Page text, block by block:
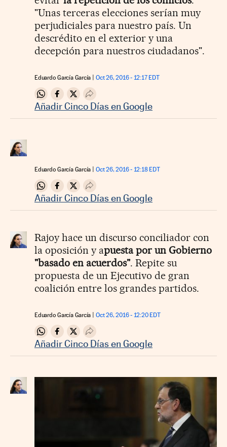
"Unas terceras elecciones serían muy
perjudiciales para nuestro país. Un
descrédito en el exterior y una
decepción para nuestros ciudadanos".
Eduardo García García Oct 26, 2016 - 12:17 EDT
Compartir en Whatsapp
Compartir en Facebook
Compartir en Twitter
Desplegar Redes Sociales
Añadir Cinco Días en Google
Eduardo García García Oct 26, 2016 - 12:18 EDT
Compartir en Whatsapp
Compartir en Facebook
Compartir en Twitter
Desplegar Redes Sociales
Añadir Cinco Días en Google
Rajoy hace un discurso conciliador con
la oposición y apuesta por un Gobierno
"basado en acuerdos". Repite su
propuesta de un Ejecutivo de gran
coalición entre los grandes partidos.
Eduardo García García Oct 26, 2016 - 12:20 EDT
Compartir en Whatsapp
Compartir en Facebook
Compartir en Twitter
Desplegar Redes Sociales
Añadir Cinco Días en Google